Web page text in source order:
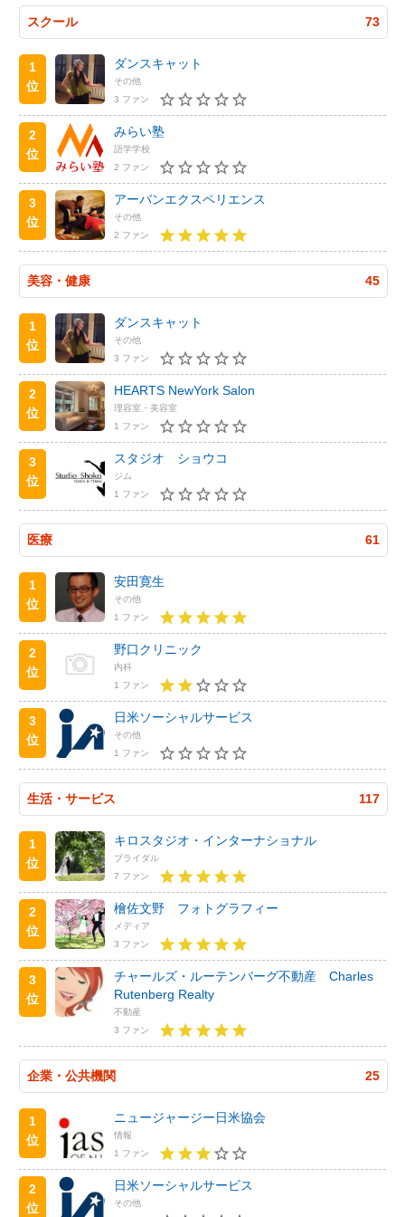
スクール 73
1
位
ダンスキャット
その他
3 ファン
2
位
みらい塾
語学学校
2 ファン
3
位
アーバンエクスペリエンス
その他
2 ファン
美容・健康 45
1
位
ダンスキャット
その他
3 ファン
2
位
HEARTS NewYork Salon
理容室・美容室
1 ファン
3
位
スタジオ ショウコ
ジム
1 ファン
医療 61
1
位
安田寛生
その他
1 ファン
2
位
野口クリニック
内科
1 ファン
3
位
日米ソーシャルサービス
その他
1 ファン
生活・サービス 117
1
位
キロスタジオ・インターナショナル
ブライダル
7 ファン
2
位
檜佐文野 フォトグラフィー
メディア
3 ファン
3
位
チャールズ・ルーテンバーグ不動産 Charles
Rutenberg Realty
不動産
3 ファン
企業・公共機関 25
1
位
ニュージャージー日米協会
情報
1 ファン
2
位
日米ソーシャルサービス
その他